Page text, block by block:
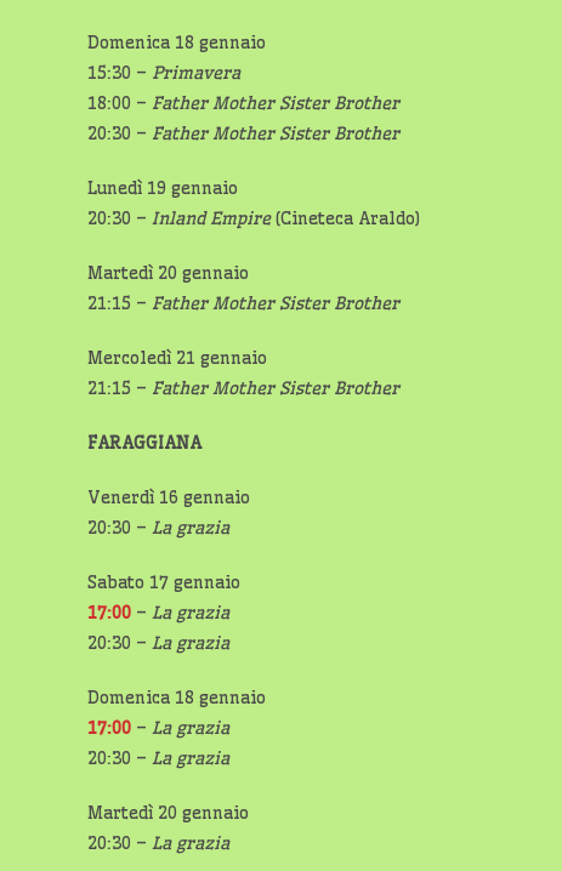
Domenica 18 gennaio
15:30 – Primavera
18:00 – Father Mother Sister Brother
20:30 – Father Mother Sister Brother
Lunedì 19 gennaio
20:30 – Inland Empire(Cineteca Araldo)
Martedì 20 gennaio
21:15 – Father Mother Sister Brother
Mercoledì 21 gennaio
21:15 – Father Mother Sister Brother
FARAGGIANA
Venerdì 16 gennaio
20:30 – La grazia
Sabato 17 gennaio
17:00 – La grazia
20:30 – La grazia
Domenica 18 gennaio
17:00 – La grazia
20:30 – La grazia
Martedì 20 gennaio
20:30 – La grazia